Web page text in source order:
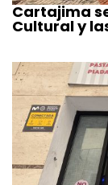
Cartajima
Cultural y